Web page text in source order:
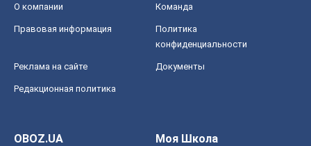
О компании Команда
Правовая информация
Политика
конфиденциальности
Реклама на сайте Документы
Редакционная политика
OBOZ.UA
Моя Школа